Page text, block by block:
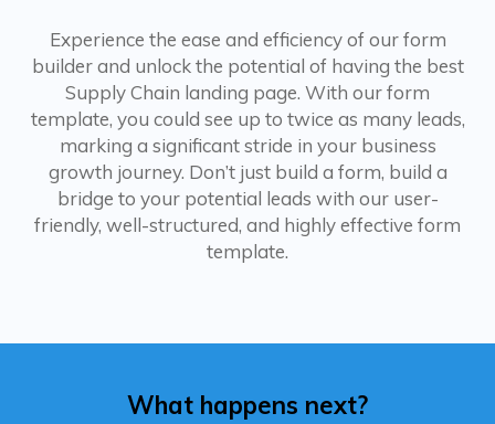
Experience the ease and efficiency of our form
builder and unlock the potential of having the best
Supply Chain landing page. With our form
template, you could see up to twice as many leads,
marking a significant stride in your business
growth journey. Don’t just build a form, build a
bridge to your potential leads with our user-
friendly, well-structured, and highly effective form
template.
What happens next?